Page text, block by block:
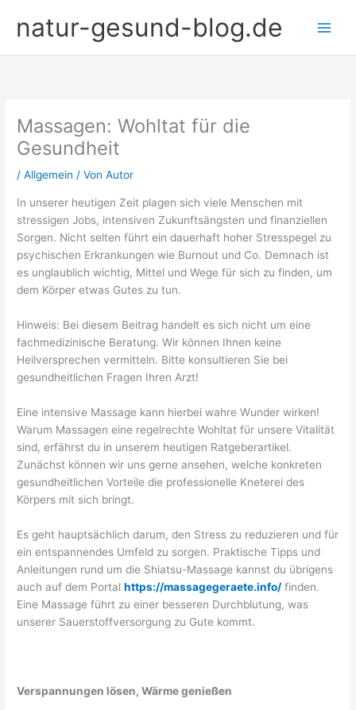
Inhaltnatur-gesund-blog.de
Massagen: Wohltat für die
Gesundheit
/Allgemein / VonAutor
In unserer heutigen Zeit plagen sich viele Menschen mit
stressigen Jobs, intensiven Zukunftsängsten und finanziellen
Sorgen. Nicht selten führt ein dauerhaft hoher Stresspegel zu
psychischen Erkrankungen wie Burnout und Co. Demnach ist
es unglaublich wichtig, Mittel und Wege für sich zu finden, um
dem Körper etwas Gutes zu tun.
Hinweis: Bei diesem Beitrag handelt es sich nicht um eine
fachmedizinische Beratung. Wir können Ihnen keine
Heilversprechen vermitteln. Bitte konsultieren Sie bei
gesundheitlichen Fragen Ihren Arzt!
Eine intensive Massage kann hierbei wahre Wunder wirken!
Warum Massagen eine regelrechte Wohltat für unsere Vitalität
sind, erfährst du in unserem heutigen Ratgeberartikel.
Zunächst können wir uns gerne ansehen, welche konkreten
gesundheitlichen Vorteile die professionelle Kneterei des
Körpers mit sich bringt.
Es geht hauptsächlich darum, den Stress zu reduzieren und für
ein entspannendes Umfeld zu sorgen. Praktische Tipps und
Anleitungen rund um die Shiatsu-Massage kannst du übrigens
auch auf dem Portalhttps://massagegeraete.info/ finden.
Eine Massage führt zu einer besseren Durchblutung, was
unserer Sauerstoffversorgung zu Gute kommt.
Verspannungen lösen, Wärme genießen